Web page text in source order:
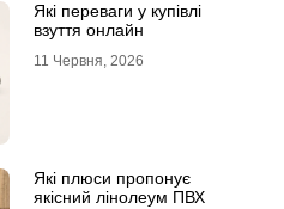
Які переваги у купівлі
взуття онлайн
11 Червня, 2026
Які плюси пропонує
якісний лінолеум ПВХ